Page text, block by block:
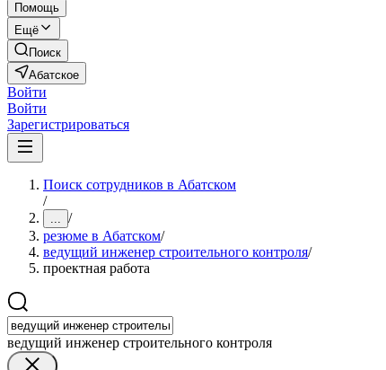
Помощь
Ещё
Поиск
Абатское
Войти
Войти
Зарегистрироваться
Поиск сотрудников в Абатском
/
... /
резюме в Абатском/
ведущий инженер строительного контроля/
проектная работа
ведущий инженер строительного контроля